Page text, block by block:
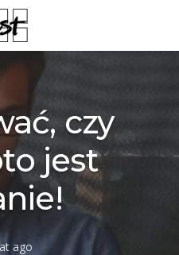
czy
jest
ago